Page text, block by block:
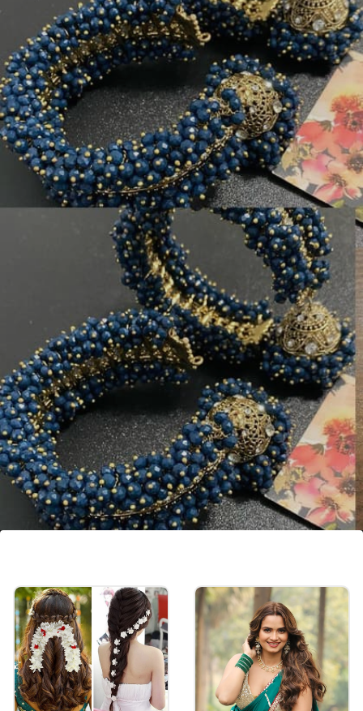
ಅಂದವಾಗಿ ಕಾಣುತ್ತೀರಿ.
Image credits: instagram
ಗಜ್ರಾ ಬ್ರೇಸ್ಲೆಟ್‌ನಲ್ಲಿ ಬಣ್ಣಬಣ್ಣದ ಮುತ್ತುಗಳ ಜೊತೆ ವಿಭಿನ್ನ
ಲಟ್ಕನ್‌ಗಳನ್ನು (ನೇತಾಡುವ ಆಭರಣ) ಸಹ
ನೀಡಲಾಗಿರುತ್ತದೆ. ಇದು ಅವುಗಳಿಗೆ ಫ್ಯಾನ್ಸಿ ಲುಕ್ ನೀಡುತ್ತದೆ.
ನೀವೂ ಇಂಥ ಬ್ರೇಸ್ಲೆಟ್ ಖರೀದಿಸಿ.
Image credits: instagram